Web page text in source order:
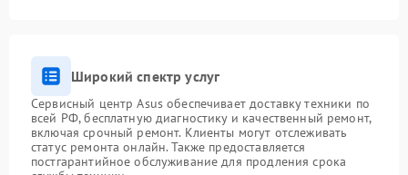
Широкий спектр услуг
Сервисный центр Asus обеспечивает доставку техники по
всей РФ, бесплатную диагностику и качественный ремонт,
включая срочный ремонт. Клиенты могут отслеживать
статус ремонта онлайн. Также предоставляется
постгарантийное обслуживание для продления срока